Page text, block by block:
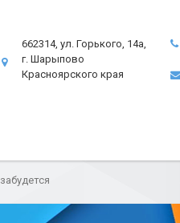
662314, ул. Горького, 14а,
г. Шарыпово
Красноярского края